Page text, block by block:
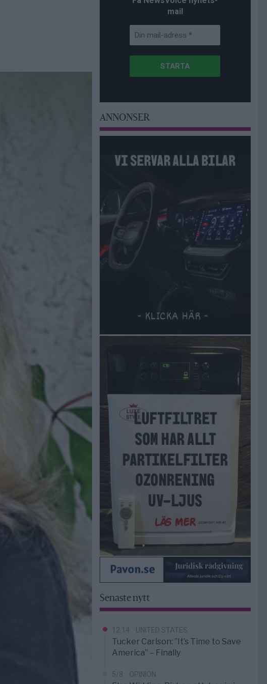
mail
ANNONSER
Senaste nytt
12:14 UNITED STATES
Tucker Carlson: ”It’s Time to Save
America” – Finally
5/8 OPINION